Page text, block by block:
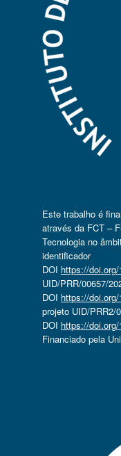
Este trabalho é
através da FCT –
Tecnologia no
identificador
DOI https://
UID/PRR/00657/
DOI https://
projeto UID/PRR2/
DOI https://
Financiado pela